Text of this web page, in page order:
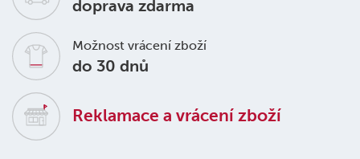
doprava zdarma
Možnost vrácení zboží
do 30 dnů
Reklamace a vrácení zboží